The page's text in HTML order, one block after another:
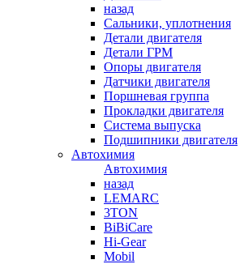
назад
Сальники, уплотнения
Детали двигателя
Детали ГРМ
Опоры двигателя
Датчики двигателя
Поршневая группа
Прокладки двигателя
Система выпуска
Подшипники двигателя
Автохимия
Автохимия
назад
LEMARC
3TON
BiBiCare
Hi-Gear
Mobil